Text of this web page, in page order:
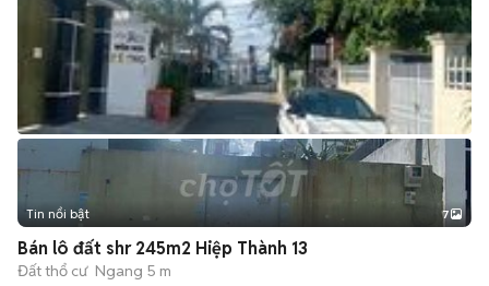
+2
Tin nổi bật 7
Bán lô đất shr 245m2 Hiệp Thành 13
Đất thổ cư Ngang 5 m